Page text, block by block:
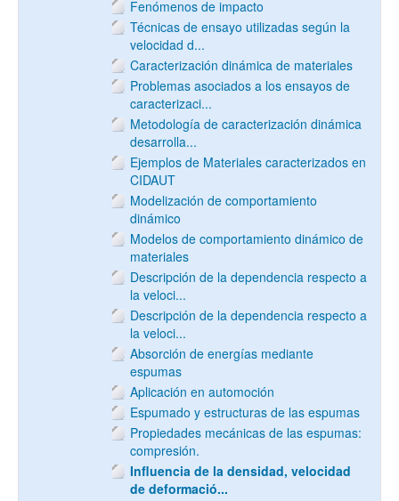
Fenómenos de impacto
Técnicas de ensayo utilizadas según la
velocidad d...
Caracterización dinámica de materiales
Problemas asociados a los ensayos de
caracterizaci...
Metodología de caracterización dinámica
desarrolla...
Ejemplos de Materiales caracterizados en
CIDAUT
Modelización de comportamiento
dinámico
Modelos de comportamiento dinámico de
materiales
Descripción de la dependencia respecto a
la veloci...
Descripción de la dependencia respecto a
la veloci...
Absorción de energías mediante
espumas
Aplicación en automoción
Espumado y estructuras de las espumas
Propiedades mecánicas de las espumas:
compresión.
Influencia de la densidad, velocidad
de deformació...